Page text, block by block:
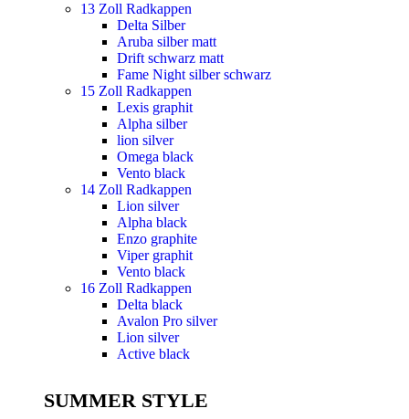
13 Zoll Radkappen
Delta Silber
Aruba silber matt
Drift schwarz matt
Fame Night silber schwarz
15 Zoll Radkappen
Lexis graphit
Alpha silber
lion silver
Omega black
Vento black
14 Zoll Radkappen
Lion silver
Alpha black
Enzo graphite
Viper graphit
Vento black
16 Zoll Radkappen
Delta black
Avalon Pro silver
Lion silver
Active black
SUMMER STYLE